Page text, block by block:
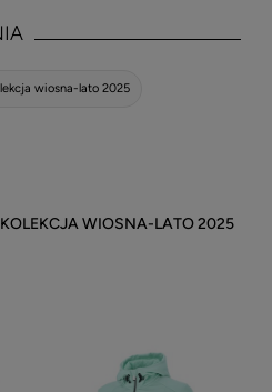
wiosna-lato 2025
KOLEKCJA WIOSNA-LATO 2025